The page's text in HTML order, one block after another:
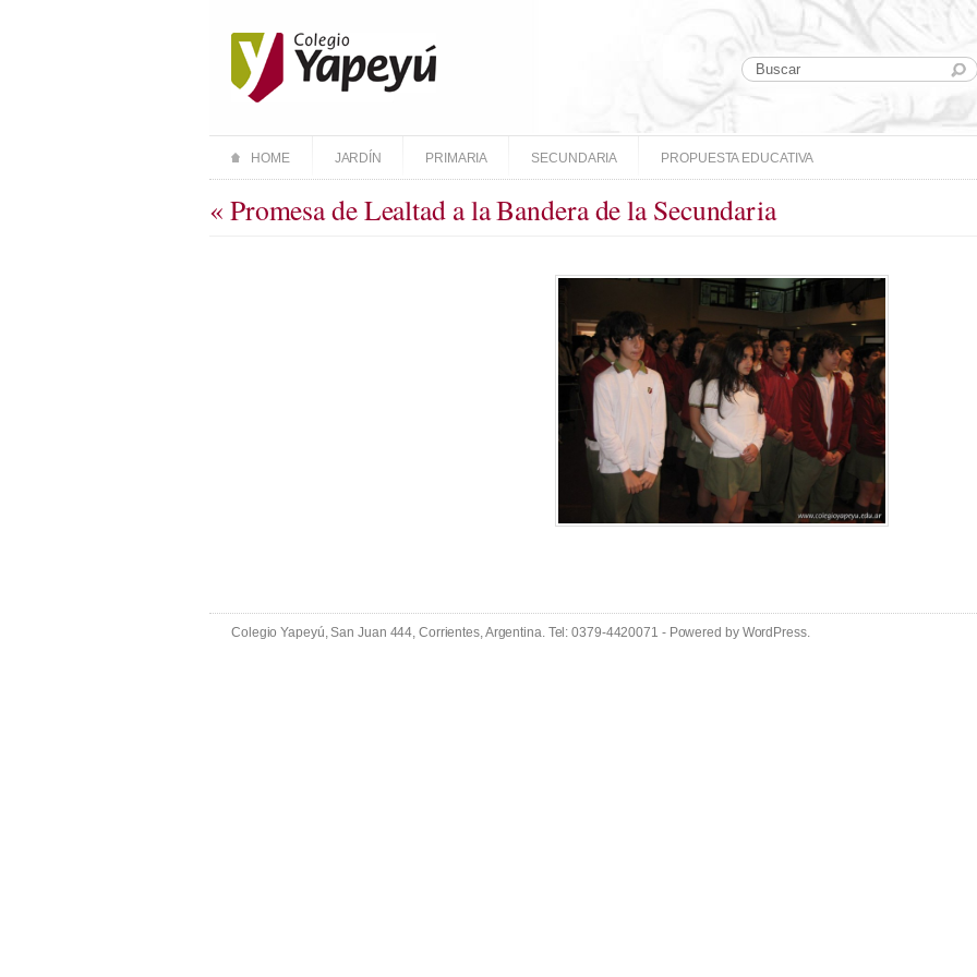
HOME JARDÍN PRIMARIA SECUNDARIA PROPUESTA EDUCATIVA
« Promesa de Lealtad a la Bandera de la Secundaria
Colegio Yapeyú, San Juan 444, Corrientes, Argentina. Tel: 0379-4420071 - Powered by WordPress.